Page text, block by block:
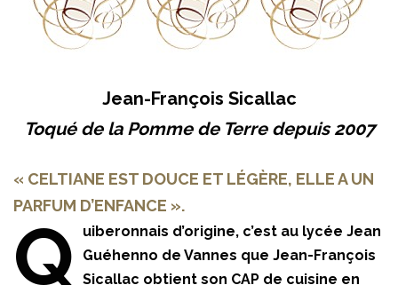
Jean-François Sicallac
Toqué de la Pomme de Terre depuis 2007
« CELTIANE EST DOUCE ET LÉGÈRE, ELLE A UN
PARFUM D’ENFANCE ».
Q
uiberonnais d’origine, c’est au lycée Jean
Guéhenno de Vannes que Jean-François
Sicallac obtient son CAP de cuisine en